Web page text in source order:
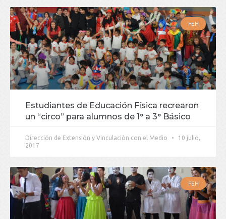
FEH
Estudiantes de Educación Física recrearon
un “circo” para alumnos de 1° a 3° Básico
Dirección de Extensión y Vinculación con el Medio
10 julio,
2017
FEH